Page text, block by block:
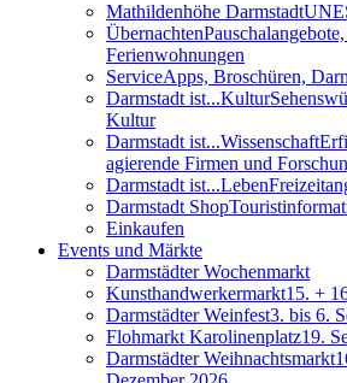
Mathildenhöhe Darmstadt
Übernachten
Ferienwohnungen
ServiceApps, Broschüren,
Darmstadt ist...Kultur
Kultur
Darmstadt ist...Wissenschaft
agierende Firmen und
Darmstadt ist...Leben
Darmstadt Shop
Einkaufen
Events und Märkte
Darmstädter Wochenmarkt
Kunsthandwerkermarkt15. +
Darmstädter Weinfest3. bis 6.
Flohmarkt Karolinenplatz19.
Darmstädter Weihnachtsmarkt